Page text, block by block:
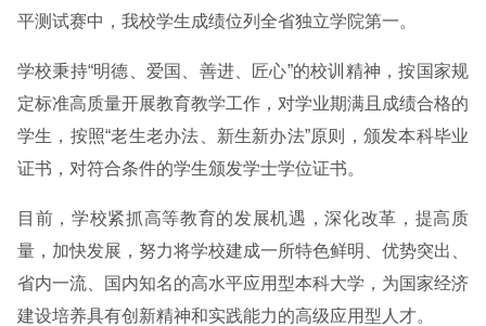
平测试赛中，我校学生成绩位列全省独立学院第一。
学校秉持“明德、爱国、善进、匠心”的校训精神，按国家规
定标准高质量开展教育教学工作，对学业期满且成绩合格的
学生，按照“老生老办法、新生新办法”原则，颁发本科毕业
证书，对符合条件的学生颁发学士学位证书。
目前，学校紧抓高等教育的发展机遇，深化改革，提高质
量，加快发展，努力将学校建成一所特色鲜明、优势突出、
省内一流、国内知名的高水平应用型本科大学，为国家经济
建设培养具有创新精神和实践能力的高级应用型人才。